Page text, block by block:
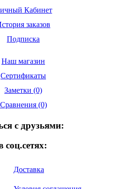
Кабинет
заказов
Подписка
Наш магазин
Сертификаты
Заметки (0)
Сравнения (0)
с друзьями:
Доставка